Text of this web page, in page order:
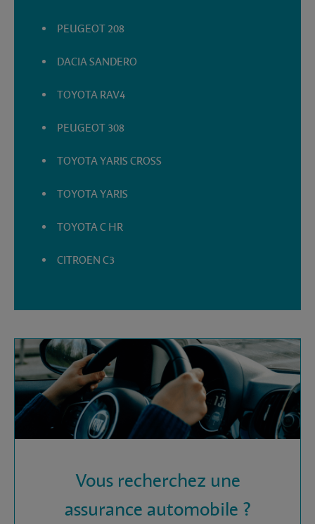
PEUGEOT 208
DACIA SANDERO
TOYOTA RAV4
PEUGEOT 308
TOYOTA YARIS CROSS
TOYOTA YARIS
TOYOTA C HR
CITROEN C3
Vous recherchez une
assurance automobile ?